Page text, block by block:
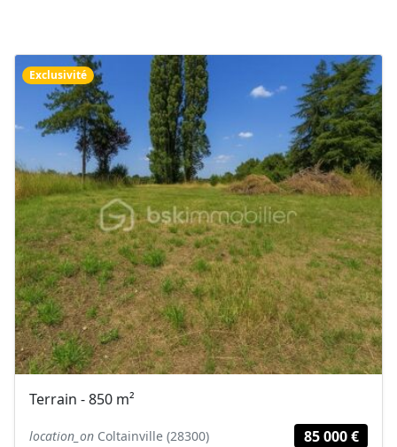
Exclusivité
Terrain - 850 m²
location_on Coltainville (28300) 85 000 €